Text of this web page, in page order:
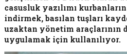
casusluk yazılımı
indirmek, basılan tuşları
uzaktan yönetim
uygulamak için kullanılıyor.